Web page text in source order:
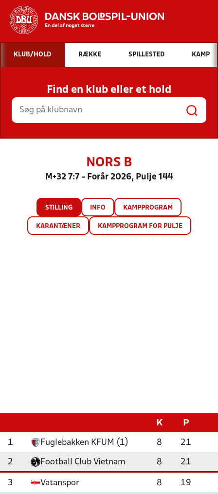
Hvad vil du søge efter?
INDHOLD OG NYHEDER
STILLINGER, RESULTATER, KLUBBER OG
HOLD
KLUB/HOLD RÆKKE SPILLESTED KAMP
Find en klub eller et hold
NORS B
M+32 7:7 - Forår 2026, Pulje 144
STILLING INFO KAMPPROGRAM
KARANTÆNER KAMPPROGRAM FOR PULJE
K P
1 Fuglebakken KFUM (1) 8 21
2 Football Club Vietnam 8 21
3 Vatanspor 8 19